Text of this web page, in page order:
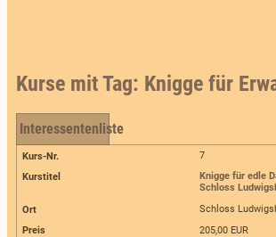
Kurse mit Tag: Knigge für
Interessentenliste
7
Knigge für edle
Schloss
Schloss
205,00 EUR